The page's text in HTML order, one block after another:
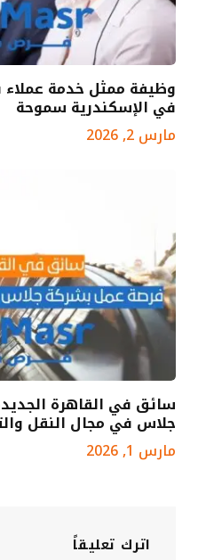
وظيفة ممثل خدمة
في الإسكندرية سموحة
مارس 2, 2026
سائق في القاهرة
جلاس في مجال النقل
مارس 1, 2026
اترك تعليقاً